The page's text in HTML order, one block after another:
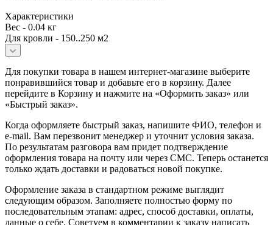
Характеристики
Вес - 0.04 кг
Для кровли - 150..250 м2
Для покупки товара в нашем интернет-магазине выберите
понравившийся товар и добавьте его в корзину. Далее
перейдите в Корзину и нажмите на «Оформить заказ» или
«Быстрый заказ».
Когда оформляете быстрый заказ, напишите ФИО, телефон и
e-mail. Вам перезвонит менеджер и уточнит условия заказа.
По результатам разговора вам придет подтверждение
оформления товара на почту или через СМС. Теперь останется
только ждать доставки и радоваться новой покупке.
Оформление заказа в стандартном режиме выглядит
следующим образом. Заполняете полностью форму по
последовательным этапам: адрес, способ доставки, оплаты,
данные о себе. Советуем в комментарии к заказу написать